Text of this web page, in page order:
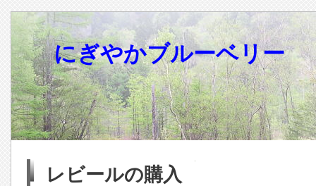
にぎやかブルーベリー
レビールの購入